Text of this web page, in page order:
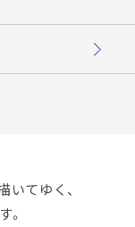
いてゆく、
。